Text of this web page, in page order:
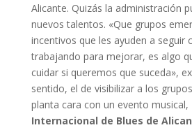
Alicante. Quizás la administración
nuevos talentos. «Que grupos
incentivos que les ayuden a seguir
trabajando para mejorar, es algo
cuidar si queremos que suceda»,
sentido, el de visibilizar a los
planta cara con un evento musical,
Internacional de Blues de